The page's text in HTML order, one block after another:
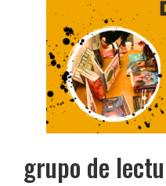
grupo de